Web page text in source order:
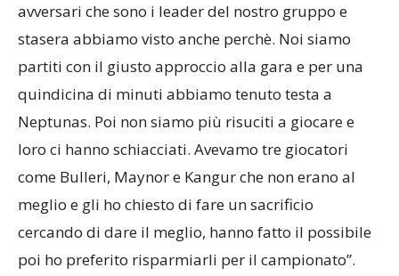
avversari che sono i leader del nostro gruppo e
stasera abbiamo visto anche perchè. Noi siamo
partiti con il giusto approccio alla gara e per una
quindicina di minuti abbiamo tenuto testa a
Neptunas. Poi non siamo più risuciti a giocare e
loro ci hanno schiacciati. Avevamo tre giocatori
come Bulleri, Maynor e Kangur che non erano al
meglio e gli ho chiesto di fare un sacrificio
cercando di dare il meglio, hanno fatto il possibile
poi ho preferito risparmiarli per il campionato”.